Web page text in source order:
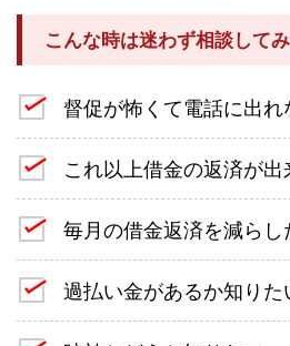
こんな時は迷わず相談して
督促が怖くて電話に出れ
これ以上借金の返済が出
毎月の借金返済を減らし
過払い金があるか知りた